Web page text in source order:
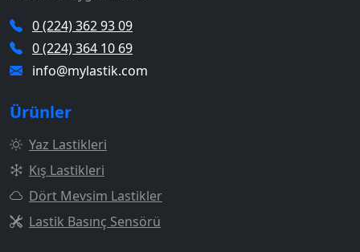
0 (224) 362 93 09
0 (224) 364 10 69
info@mylastik.com
Ürünler
Yaz Lastikleri
Kış Lastikleri
Dört Mevsim Lastikler
Lastik Basınç Sensörü